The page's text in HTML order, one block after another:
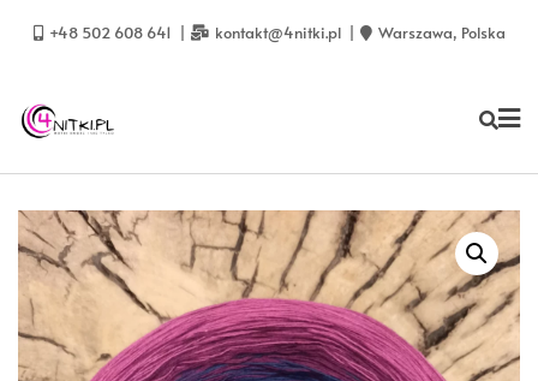
+48 502 608 641 kontakt@4nitki.pl Warszawa, Polska